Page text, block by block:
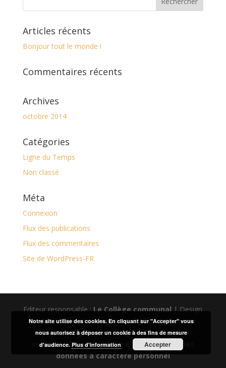
Articles récents
Bonjour tout le monde !
Commentaires récents
Archives
octobre 2014
Catégories
Ligne du Temps
Non classé
Méta
Connexion
Flux des publications
Flux des commentaires
Site de WordPress-FR
Editeur responsable : Le Collège communal | Design
parMarc-Laurent Magnier| ©Ville d'Andenne
Mentions légales|Politique en matière de
cookies|Charte relative à la protection des
données à caractère personnel
Notre site utilise des cookies. En cliquant sur "Accepter" vous
nous autorisez à déposer un cookie à des fins de mesure
d'audience. Plus d'information Accepter